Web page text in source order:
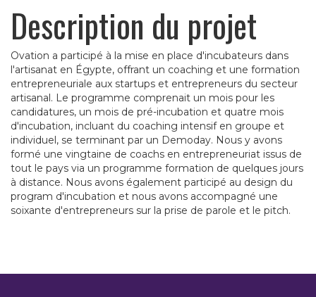
Description du projet
Ovation a participé à la mise en place d'incubateurs dans
l'artisanat en Égypte, offrant un coaching et une formation
entrepreneuriale aux startups et entrepreneurs du secteur
artisanal. Le programme comprenait un mois pour les
candidatures, un mois de pré-incubation et quatre mois
d'incubation, incluant du coaching intensif en groupe et
individuel, se terminant par un Demoday. Nous y avons
formé une vingtaine de coachs en entrepreneuriat issus de
tout le pays via un programme formation de quelques jours
à distance. Nous avons également participé au design du
program d'incubation et nous avons accompagné une
soixante d'entrepreneurs sur la prise de parole et le pitch.